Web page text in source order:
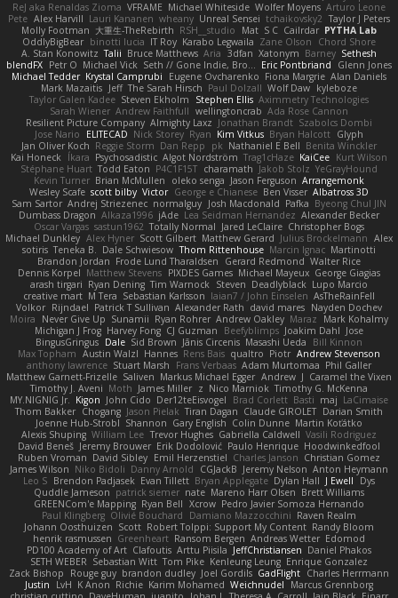
ReJ aka Renaldas Zioma VFRAME Michael Whiteside Wolfer Moyens Arturo Leone
Pete Alex Harvill Lauri Kananen wheany Unreal Sensei tchaikovsky2 Taylor J Peters
Molly Footman 大重生-TheRebirth RSH__studio Mat S C Cailrdar PYTHA Lab
OddlyBigBear binotti lucia IT Roy Karabo Legwaila Zane Olson
Chord Shore
A. Stan Konowitz Talii Bruce Matthews Aria 3dfan Xatonym Barney Sethesh
blendFX Petr O Michael Vick Seth // Gone Indie, Bro... Eric Pontbriand
Glenn Jones
Michael Tedder Krystal Camprubi Eugene Ovcharenko Fiona Margrie Alan Daniels
Mark Mazaitis Jeff The Sarah Hirsch Paul Dolzall Wolf Daw kyleboze
Taylor Galen Kadee Steven Ekholm Stephen Ellis Aximmetry Technologies
Sarah Wiener Andrew Faithfull wellingtoncrab Ada Rose Cannon
Resilient Picture Company Almighty Laxz Jonathan Brandt Szabolcs Dombi
Jose Nario
ELITECAD Nick Storey Ryan Kim Vitkus Bryan Halcott Glyph
Jan Oliver Koch Reggie Storm Dan Repp pk Nathaniel E Bell Benita Winckler
Kai Honeck Íkara Psychosadistic Algot Nordström Trag1cHaze KaiCee Kurt Wilson
Stéphane Huart Todd Eaton P4C1F15T charamath Jakob Stolz YeGrayHound
Kevin Turner Brian McMullen oleko senga Jason Ferguson Arrangemonk
Wesley Scafe scott bilby Victor George e Chianese Ben Visser Albatross 3D
Sam Sartor Andrej Striezenec normalguy Josh Macdonald Pafka Byeong Chul JIN
Dumbass Dragon Alkaza1996 jAde Lea Seidman Hernandez Alexander Becker
Oscar Vargas sastun1962 Totally Normal Jared LeClaire Christopher Bogs
Michael Dunkley Alex Hyner Scott Gilbert Matthew Gerard Julius Brockelmann Alex
sotiris Teneka B. Dale Schwiesow Thom Rittenhouse Marcin Ignac Martinotti
Brandon Jordan Frode Lund Tharaldsen Gerard Redmond Walter Rice
Dennis Korpel Matthew Stevens PIXDES Games Michael Mayeux George Giagias
arash tirgari Ryan Dening Tim Warnock Steven Deadlyblack Lupo Marcio
creative mart M Tera Sebastian Karlsson Iaian7 / John Einselen AsTheRainFell
Volkor Rijndael Patrick T Sullivan Alexander Rath david mares Nayden Dochev
Moira
Never Give Up Sunamii Ryan Rohrer Andrew Oakley Maraz
Mark Kohalmy
Michigan J Frog Harvey Fong CJ Guzman Beefyblimps Joakim Dahl Jose
BingusGringus Dale Sid Brown Jānis Circenis Masashi Ueda
Bill Kinnon
Max Topham Austin Walzl Hannes Rens Bais qualtro Piotr Andrew Stevenson
anthony lawrence Stuart Marsh Frans Verbaas Adam Murtomaa Phil Galler
Matthew Garnett-Frizelle Saliven Markus Michael Egger Andrew J Caramel the Vixen
Timothy J. Aveni Moth James Miller z Nico Marniok Timothy G. McKenna
MY.NIGNIG Jr. Kigon John Cido Der12teEisvogel Brad Corlett Basti maj LaCimaise
Thom Bakker Chogang Jason Pielak Tiran Dagan Claude GIROLET Darian Smith
Joenne Hub-Strobl Shannon Gary English Colin Dunne Martin Koťátko
Alexis Shuping William Lee Trevor Hughes Gabriella Caldwell Vasili Rodriguez
David Beneš Jeremy Brouwer Erik Dodolović Paulo Henrique Hoodwinkedfool
Ruben Vroman David Sibley Emil Herzenstiel Charles Janson Christian Gomez
James Wilson Niko Bidoli Danny Arnold CGJackB Jeremy Nelson Anton Heymann
Leo S Brendon Padjasek Evan Tillett Bryan Applegate Dylan Hall J Ewell
Dys
Quddle Jameson patrick siemer nate Mareno Harr Olsen Brett Williams
GREENCom'e Mapping Ryan Bell Xcrow Pedro Javier Somoza Hernando
Paul Klingberg Olivié Bouchard Damiano Mazzocchini Raven Realm
Johann Oosthuizen Scott Robert Tolppi: Support My Content Randy Bloom
henrik rasmussen Greenheart Ransom Bergen Andreas Wetter Edomod
PD100 Academy of Art Clafoutis Arttu Piisila JeffChristiansen Daniel Phakos
SETH WEBER Sebastian Witt Tom Pike Kenleung Leung Enrique Gonzalez
Zack Bishop
Rouge guy brandon dudley Joel Gordils GadFlight Charles Herrmann
Justin
LvH K Anon Richie Karim Mohamed Weichnudel
Marcus Grennborg